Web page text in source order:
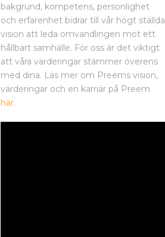
bakgrund, kompetens, personlighet
och erfarenhet bidrar till vår högt ställda
vision att leda omvandlingen mot ett
hållbart samhälle. För oss är det viktigt
att våra värderingar stämmer överens
med dina. Läs mer om Preems vision,
värderingar och en karriär på Preem
här.